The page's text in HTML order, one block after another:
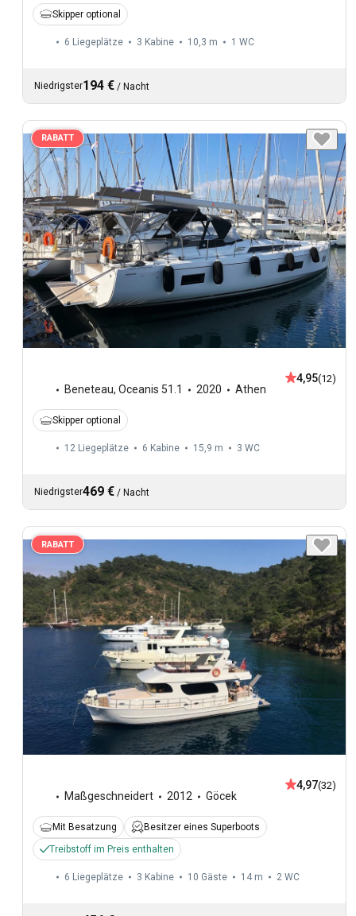
Skipper optional
6 Liegeplätze 3 Kabine 10,3 m 1 WC
Niedrigster194 € / Nacht
RABATT
Beneteau, Oceanis 51.1 2020 Athen
4,95(12)
Skipper optional
12 Liegeplätze 6 Kabine 15,9 m 3 WC
Niedrigster469 € / Nacht
RABATT
Maßgeschneidert 2012 Göcek
4,97(32)
Mit Besatzung
Besitzer eines Superboots
Treibstoff im Preis enthalten
6 Liegeplätze 3 Kabine 10 Gäste 14 m 2 WC